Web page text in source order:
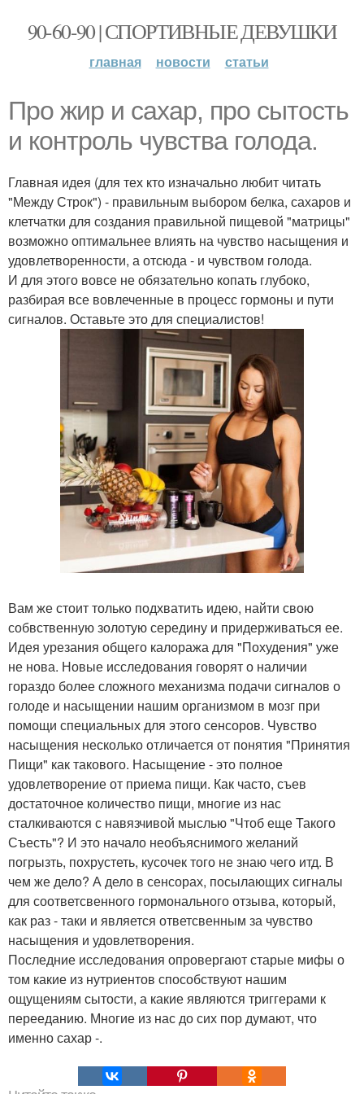
90-60-90 | СПОРТИВНЫЕ ДЕВУШКИ
главная новости статьи
Про жир и сахар, про сытость
и контроль чувства голода.
Главная идея (для тех кто изначально любит читать
"Между Строк") - правильным выбором белка, сахаров и
клетчатки для создания правильной пищевой "матрицы"
возможно оптимальнее влиять на чувство насыщения и
удовлетворенности, а отсюда - и чувством голода.
И для этого вовсе не обязательно копать глубоко,
разбирая все вовлеченные в процесс гормоны и пути
сигналов. Оставьте это для специалистов!
Вам же стоит только подхватить идею, найти свою
собвственную золотую середину и придерживаться ее.
Идея урезания общего калоража для "Похудения" уже
не нова. Новые исследования говорят о наличии
гораздо более сложного механизма подачи сигналов о
голоде и насыщении нашим организмом в мозг при
помощи специальных для этого сенсоров. Чувство
насыщения несколько отличается от понятия "Принятия
Пищи" как такового. Насыщение - это полное
удовлетворение от приема пищи. Как часто, съев
достаточное количество пищи, многие из нас
сталкиваются с навязчивой мыслью "Чтоб еще Такого
Съесть"? И это начало необъяснимого желаний
погрызть, похрустеть, кусочек того не знаю чего итд. В
чем же дело? А дело в сенсорах, посылающих сигналы
для соответсвенного гормонального отзыва, который,
как раз - таки и является ответсвенным за чувство
насыщения и удовлетворения.
Последние исследования опровергают старые мифы о
том какие из нутриентов способствуют нашим
ощущениям сытости, а какие являются триггерами к
перееданию. Многие из нас до сих пор думают, что
именно сахар -.